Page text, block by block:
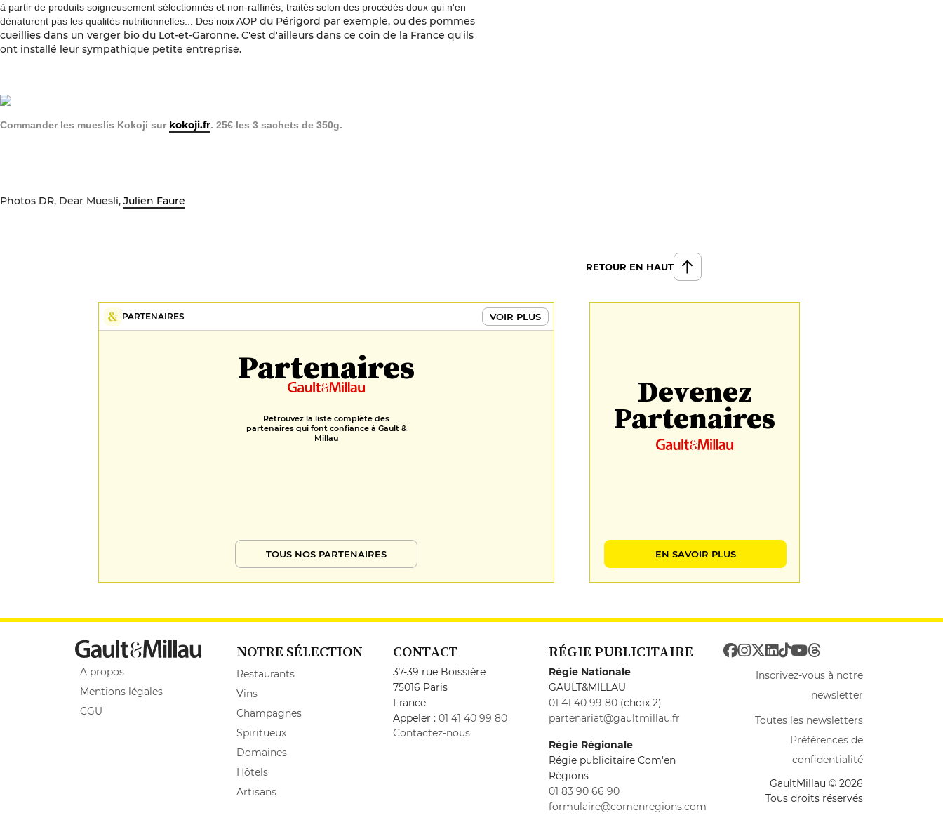
à partir de produits soigneusement sélectionnés et non-raffinés, traités selon des procédés doux qui n'en
dénaturent pas les qualités nutritionnelles... Des noix AOP du Périgord par exemple, ou des pommes
cueillies dans un verger bio du Lot-et-Garonne. C'est d'ailleurs dans ce coin de la France qu'ils
ont installé leur sympathique petite entreprise.
Commander les mueslis Kokoji sur kokoji.fr. 25€ les 3 sachets de 350g.
Photos DR, Dear Muesli, Julien Faure
RETOUR EN HAUT
PARTENAIRES VOIR PLUS
Partenaires
Retrouvez la liste complète des
partenaires qui font confiance à Gault &
Millau
TOUS NOS PARTENAIRES
Devenez
Partenaires
EN SAVOIR PLUS
A propos
Mentions légales
CGU
NOTRE SÉLECTION
Restaurants
Vins
Champagnes
Spiritueux
Domaines
Hôtels
Artisans
CONTACT
37-39 rue Boissière
75016 Paris
France
Appeler : 01 41 40 99 80
Contactez-nous
RÉGIE PUBLICITAIRE
Régie Nationale
GAULT&MILLAU
01 41 40 99 80 (choix 2)
partenariat@gaultmillau.fr
Régie Régionale
Régie publicitaire Com'en
Régions
01 83 90 66 90
formulaire@comenregions.com
Inscrivez-vous à notre
newsletter
Toutes les newsletters
Préférences de
confidentialité
GaultMillau © 2026
Tous droits réservés